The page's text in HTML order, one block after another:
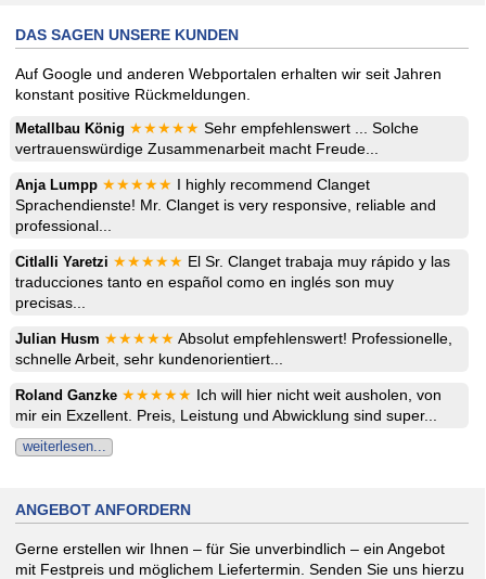
DAS SAGEN UNSERE KUNDEN
Auf Google und anderen Webportalen erhalten wir seit Jahren
konstant positive Rückmeldungen.
Metallbau König ★★★★★ Sehr empfehlenswert ... Solche
vertrauenswürdige Zusammenarbeit macht Freude...
Anja Lumpp ★★★★★ I highly recommend Clanget
Sprachendienste! Mr. Clanget is very responsive, reliable and
professional...
Citlalli Yaretzi ★★★★★ El Sr. Clanget trabaja muy rápido y las
traducciones tanto en español como en inglés son muy
precisas...
Julian Husm ★★★★★ Absolut empfehlenswert! Professionelle,
schnelle Arbeit, sehr kundenorientiert...
Roland Ganzke ★★★★★ Ich will hier nicht weit ausholen, von
mir ein Exzellent. Preis, Leistung und Abwicklung sind super...
weiterlesen...
ANGEBOT ANFORDERN
Gerne erstellen wir Ihnen – für Sie unverbindlich – ein Angebot
mit Festpreis und möglichem Liefertermin. Senden Sie uns hierzu